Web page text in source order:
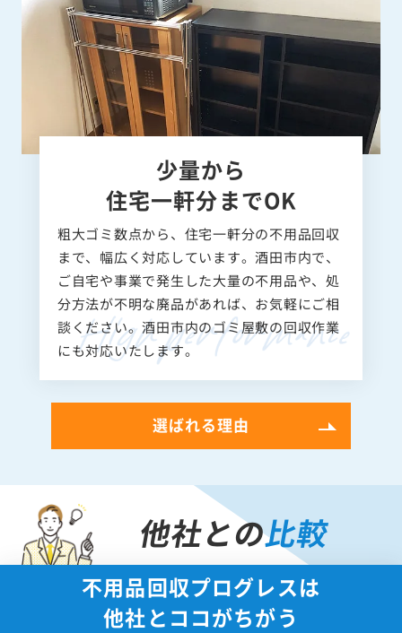
少量から
住宅一軒分までOK
粗大ゴミ数点から、住宅一軒分の不用品回収
まで、幅広く対応しています。酒田市内で、
ご自宅や事業で発生した大量の不用品や、処
分方法が不明な廃品があれば、お気軽にご相
談ください。酒田市内のゴミ屋敷の回収作業
にも対応いたします。
選ばれる理由
他社との比較
不用品回収プログレスは
他社とココがちがう